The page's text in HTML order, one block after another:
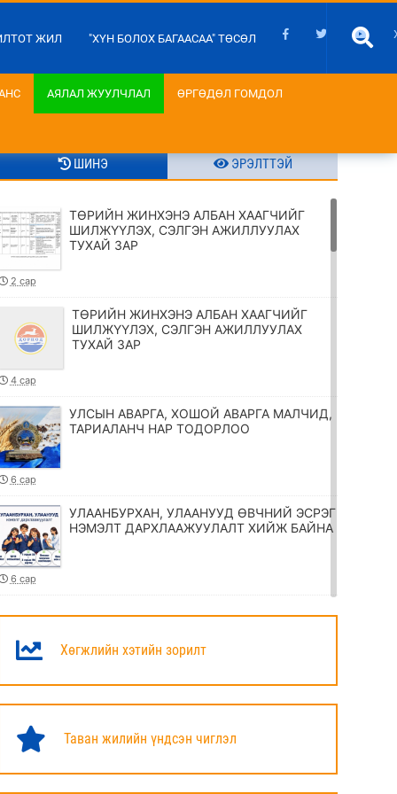
ЖИЛ "ХҮН БОЛОХ БАГААСАА" ТӨСӨЛ
АЯЛАЛ ЖУУЛЧЛАЛ ӨРГӨДӨЛ ГОМДОЛ
ШИНЭ ЭРЭЛТТЭЙ
ТӨРИЙН ЖИНХЭНЭ АЛБАН ХААГЧИЙГ
ШИЛЖҮҮЛЭХ, СЭЛГЭН АЖИЛЛУУЛАХ
ТУХАЙ ЗАР
2 сар
ТӨРИЙН ЖИНХЭНЭ АЛБАН ХААГЧИЙГ
ШИЛЖҮҮЛЭХ, СЭЛГЭН АЖИЛЛУУЛАХ
ТУХАЙ ЗАР
4 сар
УЛСЫН АВАРГА, ХОШОЙ АВАРГА МАЛЧИД,
ТАРИАЛАНЧ НАР ТОДОРЛОО
6 сар
УЛААНБУРХАН, УЛААНУУД ӨВЧНИЙ ЭСРЭГ
НЭМЭЛТ ДАРХЛААЖУУЛАЛТ ХИЙЖ БАЙНА
6 сар
ТӨРИЙН ЖИНХЭНЭ АЛБАН ХААГЧИЙГ
ТУХАЙ ЗАР
ХӨШӨӨНД ЦЭЦЭГ ӨРГӨЛӨӨ
6 сар
Хөгжлийн хэтийн зорилт
Таван жилийн үндсэн чиглэл